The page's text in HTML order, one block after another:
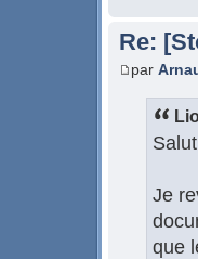
Re:
par
Je
que